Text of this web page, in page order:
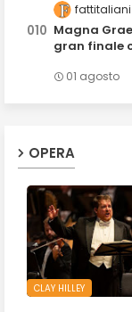
fattitaliani
Magna
gran finale
01 agosto
OPERA
CLAY HILLEY